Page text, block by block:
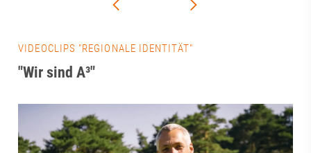
VIDEOCLIPS "REGIONALE IDENTITÄT"
"Wir sind A³"